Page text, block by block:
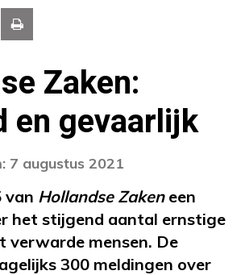
Zaken:
en gevaarlijk
7 augustus 2021
van Hollandse Zakeneen
het stijgend aantal ernstige
verwarde mensen. De
300 meldingen over